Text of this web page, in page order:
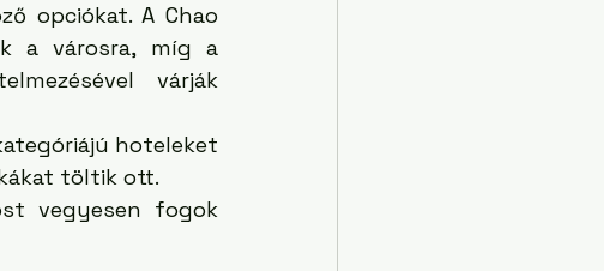
opciókat. A Chao
a városra, míg a
várják
hoteleket
töltik ott.
vegyesen fogok